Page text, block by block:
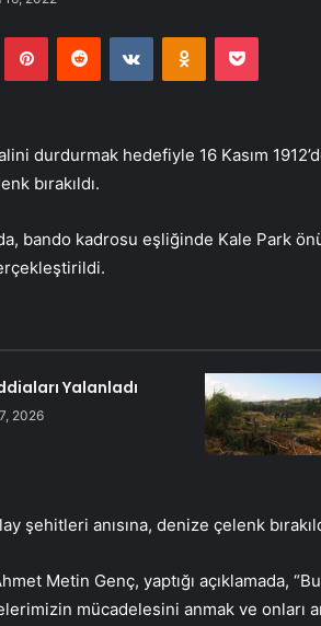
PinterestReddit VKontakteOdnoklassniki
Pocket
durdurmak hedefiyle 16 Kasım
bırakıldı.
bando kadrosu eşliğinde Kale Park
Yalanladı
2026
şehitleri anısına, denize çelenk
Metin Genç, yaptığı açıklamada,
mücadelesini anmak ve onları